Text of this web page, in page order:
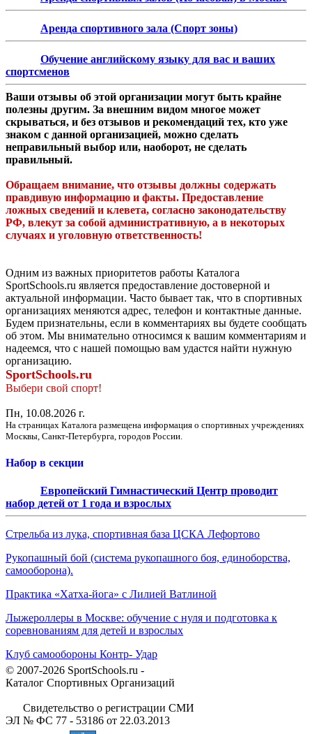
Аренда спортивного зала (Спорт зоны)
Обучение английскому языку для вас и ваших
спортсменов
Ваши отзывы об этой организации могут быть крайне
полезны другим. За внешним видом многое может
скрываться, и без отзывов и рекомендаций тех, кто уже
знаком с данной организацией, можно сделать
неправильный выбор или, наоборот, не сделать
правильный.
Обращаем внимание, что отзывы должны содержать
правдивую информацию и факты. Предоставление
ложных сведений и клевета, согласно законодательству
РФ, влекут за собой административную, а в некоторых
случаях и уголовную ответственность!
Одним из важных приоритетов работы Каталога
SportSchools.ru является предоставление достоверной и
актуальной информации. Часто бывает так, что в спортивных
организациях меняются адрес, телефон и контактные данные.
Будем признательны, если в комментариях вы будете сообщать
об этом. Мы внимательно относимся к вашим комментариям и
надеемся, что с нашей помощью вам удастся найти нужную
организацию.
SportSchools.ru
Выбери свой спорт!
Пн, 10.08.2026 г.
На страницах Каталога размещена информация о спортивных учреждениях
Москвы, Санкт-Петербурга, городов России.
Набор в секции
Европейский Гимнастический Центр проводит
набор детей от 1 года и взрослых
Стрельба из лука, спортивная база ЦСКА Лефортово
Рукопашный бой (система рукопашного боя, единоборства,
самооборона).
Практика «Хатха-йога» с Лилией Ватлиной
Лыжероллеры в Москве: обучение с нуля и подготовка к
соревнованиям для детей и взрослых
Клуб самообороны Контр- Удар
© 2007-2026 SportSchools.ru -
Каталог Спортивных Организаций
Свидетельство о регистрации СМИ
ЭЛ № ФС 77 - 53186 от 22.03.2013